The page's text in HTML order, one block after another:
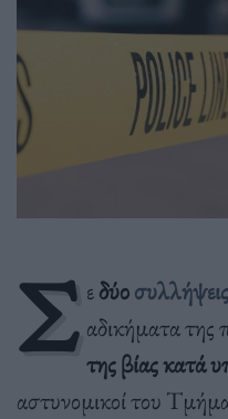
Σ εδύοσυλλήψεις
αδικήματα της
της βίας κατά
αστυνομικοί του